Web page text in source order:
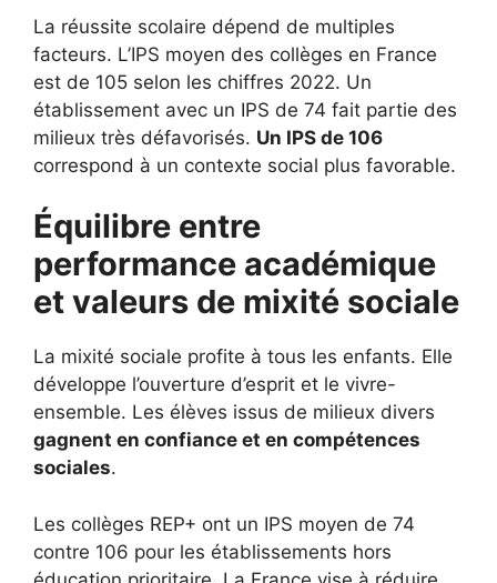
La réussite scolaire dépend de multiples
facteurs. L’IPS moyen des collèges en France
est de 105 selon les chiffres 2022. Un
établissement avec un IPS de 74 fait partie des
milieux très défavorisés. Un IPS de 106
correspond à un contexte social plus favorable.
Équilibre entre
performance académique
et valeurs de mixité sociale
La mixité sociale profite à tous les enfants. Elle
développe l’ouverture d’esprit et le vivre-
ensemble. Les élèves issus de milieux divers
gagnent en confiance et en compétences
sociales.
Les collèges REP+ ont un IPS moyen de 74
contre 106 pour les établissements hors